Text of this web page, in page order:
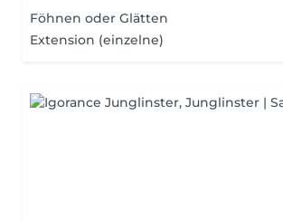
Föhnen oder Glätten
Extension (einzelne)